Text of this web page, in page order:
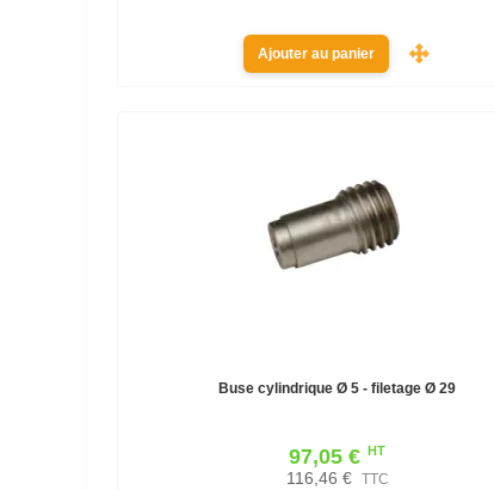
Ajouter au panier
Buse cylindrique Ø 5 - filetage Ø 29
97,05 € HT
116,46 € TTC